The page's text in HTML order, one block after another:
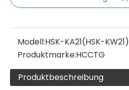
Modell:HSK-KA21(HSK-KW21)
Produktmarke:HCCTG
Produktbeschreibung